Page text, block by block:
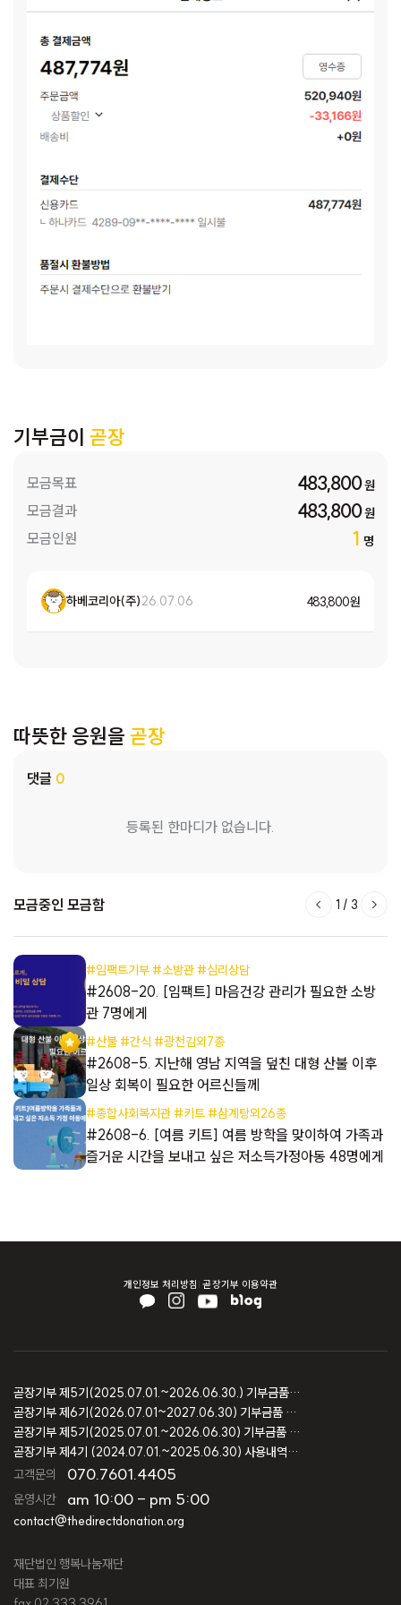
기부금이 곧장
모금목표 483,800원
모금결과 483,800원
모금인원 1 명
하베코리아(주)26.07.06 483,800 원
따뜻한 응원을 곧장
댓글 0
등록된 한마디가 없습니다.
모금중인 모금함 1 / 3
#임팩트기부 #소방관 #심리상담
#2608-20. [임팩트] 마음건강 관리가 필요한 소방
관 7명에게
#산불 #간식 #광천김외7종
#2608-5. 지난해 영남 지역을 덮친 대형 산불 이후
일상 회복이 필요한 어르신들께
#종합사회복지관 #키트 #삼계탕외26종
#2608-6. [여름 키트] 여름 방학을 맞이하여 가족과
즐거운 시간을 보내고 싶은 저소득가정아동 48명에게
개인정보 처리방침 곧장기부 이용약관
고객문의 070.7601.4405
운영시간 am 10:00 - pm 5:00
contact@thedirectdonation.org
재단법인 행복나눔재단
대표 최기원
곧장기부 제5기(2025.07.01.~2026.06.30.) 기부금품 모집결과 보고
곧장기부 제6기(2026.07.01~2027.06.30) 기부금품 모집등록 보고
곧장기부 제5기(2025.07.01.~2026.06.30) 기부금품 모집등록 보고
곧장기부 제4기 (2024.07.01.~2025.06.30) 사용내역 및 회계감사 보고